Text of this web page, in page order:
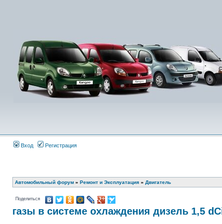
Вход Регистрация
Автомобильный форум » Ремонт и Эксплуатация » Двигатель
Поделиться
газы в системе охлаждения дизель 1,5